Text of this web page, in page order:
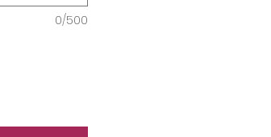
0/500